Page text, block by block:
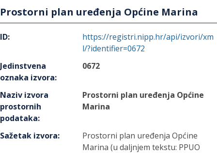
Prostorni plan uređenja Općine Marina
ID:
https://registri.nipp.hr/api/izvori/xm
l/?identifier=0672
Jedinstvena
oznaka izvora:
0672
Naziv izvora
prostornih
podataka:
Prostorni plan uređenja Općine
Marina
Sažetak izvora:
Prostorni plan uređenja Općine
Marina (u daljnjem tekstu: PPUO